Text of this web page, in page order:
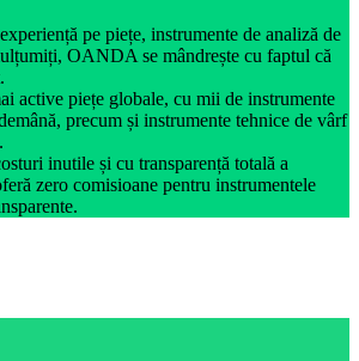
pe piețe, instrumente de analiză de
OANDA se mândrește cu faptul că
active piețe globale, cu mii de instrumente
precum și instrumente tehnice de vârf
inutile și cu transparență totală a
zero comisioane pentru instrumentele